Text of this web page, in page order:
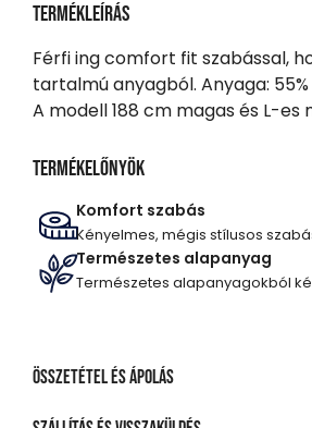
Termékleírás
Férfi ing comfort fit szabással,
tartalmú anyagból. Anyaga:
A modell 188 cm magas és L-es
Termékelőnyök
Komfort szabás
Kényelmes, mégis stílusos
Természetes alapanyag
Természetes alapanyagokból
Összetétel és ápolás